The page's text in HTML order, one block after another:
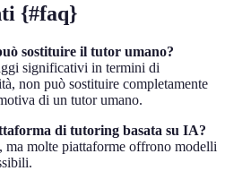
{#faq}
sostituire il tutor umano?
significativi in termini di
non può sostituire completamente
di un tutor umano.
di tutoring basata su IA?
ma molte piattaforme offrono modelli